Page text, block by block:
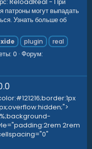
ReloadReal - При
патроны могут выпадать
Узнать больше об
plugin
real
0 Форум:
2rem